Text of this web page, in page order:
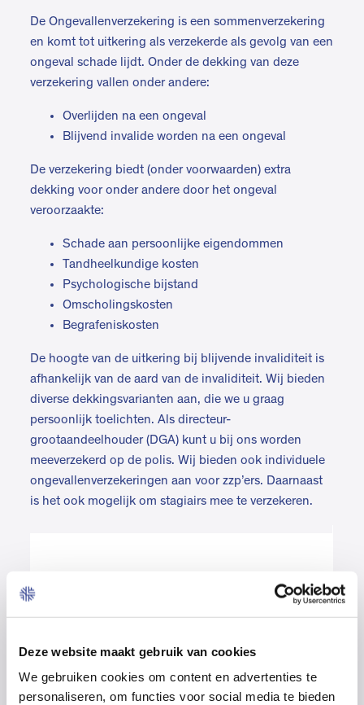
Deze website maakt gebruik van cookies
We gebruiken cookies om content en advertenties te
personaliseren, om functies voor social media te bieden
De Ongevallenverzekering is een sommenverzekering
en komt tot uitkering als verzekerde als gevolg van een
ongeval schade lijdt. Onder de dekking van deze
verzekering vallen onder andere:
Overlijden na een ongeval
Blijvend invalide worden na een ongeval
De verzekering biedt (onder voorwaarden) extra
dekking voor onder andere door het ongeval
veroorzaakte:
Schade aan persoonlijke eigendommen
Tandheelkundige kosten
Psychologische bijstand
Omscholingskosten
Begrafeniskosten
De hoogte van de uitkering bij blijvende invaliditeit is
afhankelijk van de aard van de invaliditeit. Wij bieden
diverse dekkingsvarianten aan, die we u graag
persoonlijk toelichten. Als directeur-
grootaandeelhouder (DGA) kunt u bij ons worden
meeverzekerd op de polis. Wij bieden ook individuele
ongevallenverzekeringen aan voor zzp’ers. Daarnaast
is het ook mogelijk om stagiairs mee te verzekeren.
U raakt tijdens het lossen van goederen bekneld
ringvinger niet meer te redden is. Gelukkig heeft
u een Ongevallenverzekering afgesloten met een
dekking van € 80.000. Bij blijvende invaliditeit